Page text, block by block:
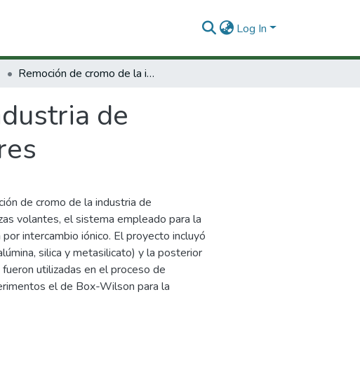
Log In
Remoción de cromo de la industria de curtiembres utilizando mallas moleculares
de
de cromo de la industria de
volantes, el sistema empleado para la
intercambio iónico. El proyecto incluyó
silica y metasilicato) y la posterior
utilizadas en el proceso de
el de Box-Wilson para la